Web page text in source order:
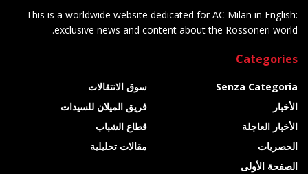
This is a worldwide website dedicated for AC Milan in English:
exclusive news and content about the Rossoneri world.
Categories
Senza Categoria
الأخبار
الأخبار العاجلة
الحصريات
الصفحة الأولى
سوق الانتقالات
فريق الميلان للسيدات
قطاع الشباب
مقالات تحليلية